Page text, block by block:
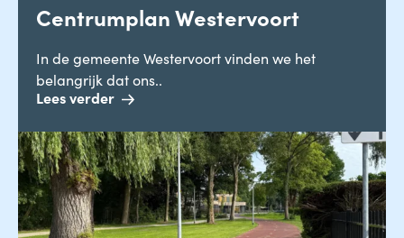
Centrumplan Westervoort
In de gemeente Westervoort vinden we het
belangrijk dat ons..
Lees verder